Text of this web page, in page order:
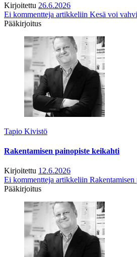
Kirjoitettu 26.6.2026
Ei kommentteja artikkeliin Kesä voi
Pääkirjoitus
Tapio Kivistö
Rakentamisen painopiste keikahti
Kirjoitettu 12.6.2026
Ei kommentteja artikkeliin Rakentamisen
Pääkirjoitus